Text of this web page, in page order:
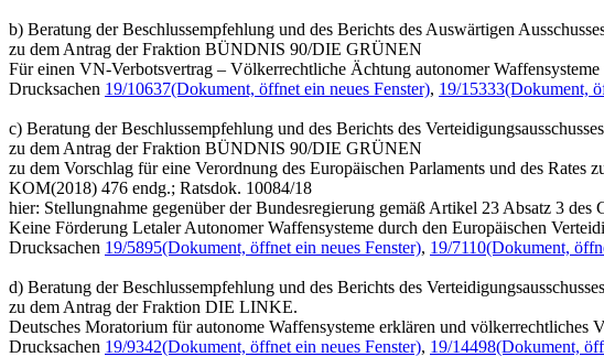
b) Beratung der Beschlussempfehlung und des Berichts des Auswärtigen
zu dem Antrag der Fraktion BÜNDNIS 90/DIE GRÜNEN
Für einen VN-Verbotsvertrag – Völkerrechtliche Ächtung autonomer Waffensysteme
Drucksachen 19/10637(Dokument, öffnet ein neues Fenster), 19/15333(Dokument,
c) Beratung der Beschlussempfehlung und des Berichts des
zu dem Antrag der Fraktion BÜNDNIS 90/DIE GRÜNEN
zu dem Vorschlag für eine Verordnung des Europäischen Parlaments und des Rates
KOM(2018) 476 endg.; Ratsdok. 10084/18
hier: Stellungnahme gegenüber der Bundesregierung gemäß Artikel 23 Absatz 3 des
Keine Förderung Letaler Autonomer Waffensysteme durch den Europäischen
Drucksachen 19/5895(Dokument, öffnet ein neues Fenster), 19/7110(Dokument,
d) Beratung der Beschlussempfehlung und des Berichts des
zu dem Antrag der Fraktion DIE LINKE.
Deutsches Moratorium für autonome Waffensysteme erklären und völkerrechtliches
Drucksachen 19/9342(Dokument, öffnet ein neues Fenster), 19/14498(Dokument,